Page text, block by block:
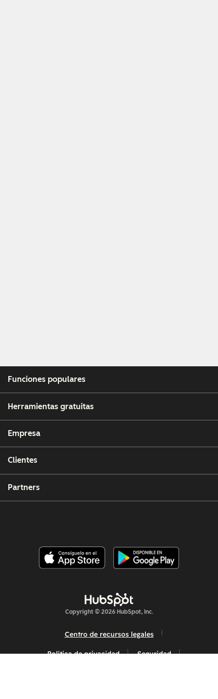
Funciones populares
Herramientas gratuitas
Empresa
Clientes
Partners
Copyright © 2026 HubSpot, Inc.
Centro de recursos legales
Política de privacidad Seguridad